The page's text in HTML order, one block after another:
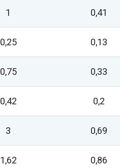
1 0,41
0,25 0,13
0,75 0,33
0,42 0,2
3 0,69
1,62 0,86